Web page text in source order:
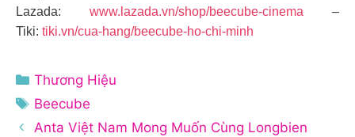
Lazada: www.lazada.vn/shop/beecube-cinema –
Tiki: tiki.vn/cua-hang/beecube-ho-chi-minh
Danh
mục
Thương Hiệu
Thẻ
Beecube
Anta Việt Nam Mong Muốn Cùng Longbien